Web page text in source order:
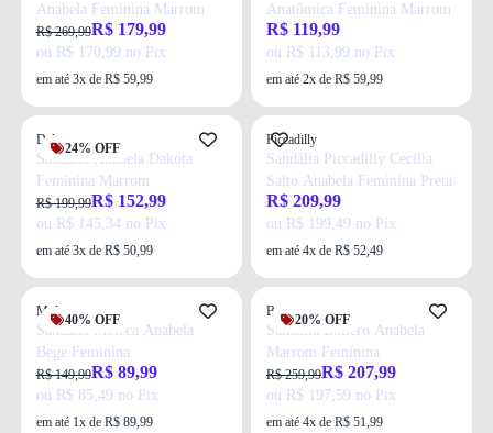
Anabela Feminina Marrom
R$ 269,99R$ 179,99
ou R$ 170,99 no Pix
em até 3x de R$ 59,99
Anatômica Feminina Marrom
R$ 119,99
ou R$ 113,99 no Pix
em até 2x de R$ 59,99
24% OFF
Dakota
Sandália Anabela Dakota
Feminina Marrom
R$ 199,99R$ 152,99
ou R$ 145,34 no Pix
em até 3x de R$ 50,99
Piccadilly
Sandália Piccadilly Cecilia
Salto Anabela Feminina Preta
R$ 209,99
ou R$ 199,49 no Pix
em até 4x de R$ 52,49
40% OFF
Moleca
Sandália Moleca Anabela
Bege Feminina
R$ 149,99R$ 89,99
ou R$ 85,49 no Pix
em até 1x de R$ 89,99
20% OFF
Bottero
Sandália Bottero Anabela
Marrom Feminina
R$ 259,99R$ 207,99
ou R$ 197,59 no Pix
em até 4x de R$ 51,99